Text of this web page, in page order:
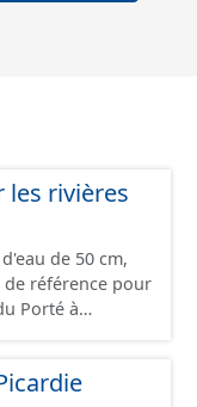
les rivières
de 50 cm,
référence pour
Porté à